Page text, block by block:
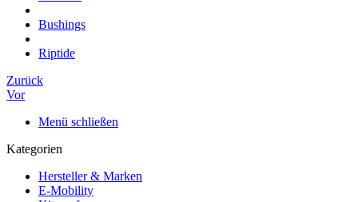
Bushings
Riptide
Zurück
Vor
Menü schließen
Kategorien
Hersteller & Marken
E-Mobility